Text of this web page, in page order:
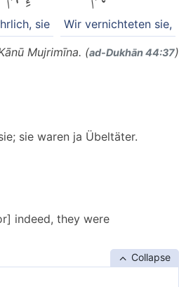
Wir vernichteten sie,
sie
Mujrimīna. (ad-Dukhān 44:37)
sie waren ja Übeltäter.
indeed, they were
Collapse